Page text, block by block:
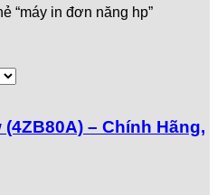
“máy in đơn năng hp”
– Chính Hãng,